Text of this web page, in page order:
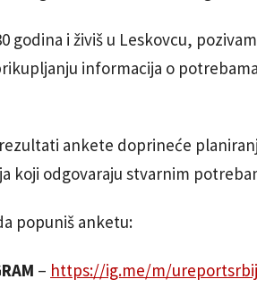
godina i živiš u Leskovcu,
informacija o
ankete doprineće
koji odgovaraju stvarnim
popuniš anketu:
– https://ig.me/m/